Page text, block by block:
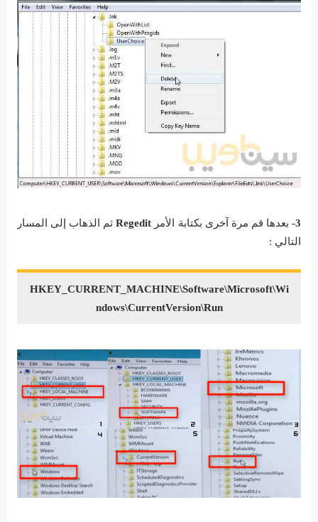
3- بعدها قم مرة آخرى بكتابة الأمر Regeditثم الذهاب إلى المسار
التالي :
HKEY_CURRENT_MACHINE\Software\Microsoft\Wi
ndows\CurrentVersion\Run